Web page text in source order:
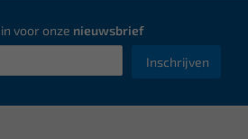
voor onze nieuwsbrief
Inschrijven